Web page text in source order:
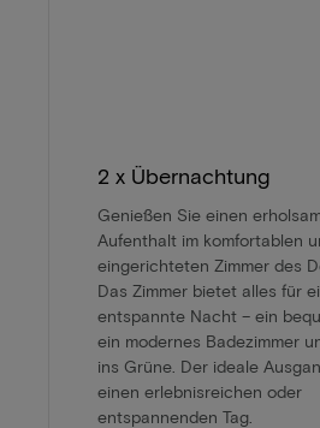
2 x Übernachtung
Genießen Sie einen
Aufenthalt im komfortablen
eingerichteten Zimmer des
Das Zimmer bietet alles für
entspannte Nacht – ein
ein modernes Badezimmer
ins Grüne. Der ideale
einen erlebnisreichen oder
entspannenden Tag.